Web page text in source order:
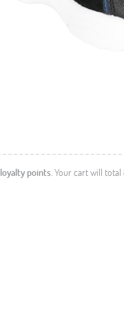
loyalty points. Your cart will total